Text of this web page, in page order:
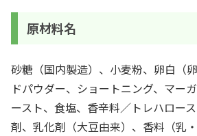
原材料名
砂糖（国内製造）、小麦粉、卵白（
ドパウダー、ショートニング、マー
ースト、食塩、香辛料／トレハロー
剤、乳化剤（大豆由来）、香料（乳